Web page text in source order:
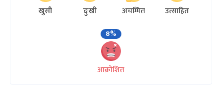
खुसी दुःखी अचम्मित
उत्साहित
8%
आक्रोशित